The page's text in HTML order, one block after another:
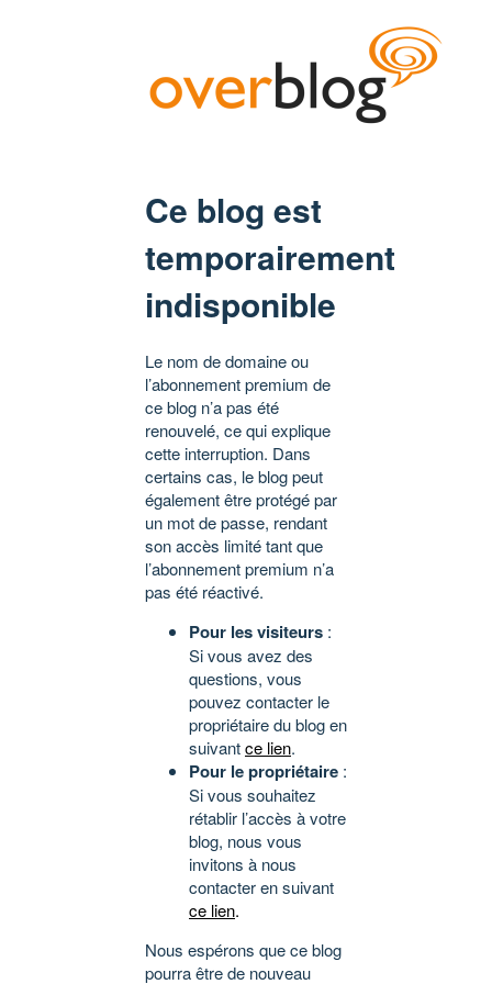
Ce blog est
temporairement
indisponible
Le nom de domaine ou
l’abonnement premium de
ce blog n’a pas été
renouvelé, ce qui explique
cette interruption. Dans
certains cas, le blog peut
également être protégé par
un mot de passe, rendant
son accès limité tant que
l’abonnement premium n’a
pas été réactivé.
Pour les visiteurs :
Si vous avez des
questions, vous
pouvez contacter le
propriétaire du blog en
suivantce lien.
Pour le propriétaire :
Si vous souhaitez
rétablir l’accès à votre
blog, nous vous
invitons à nous
contacter en suivant
ce lien.
Nous espérons que ce blog
pourra être de nouveau